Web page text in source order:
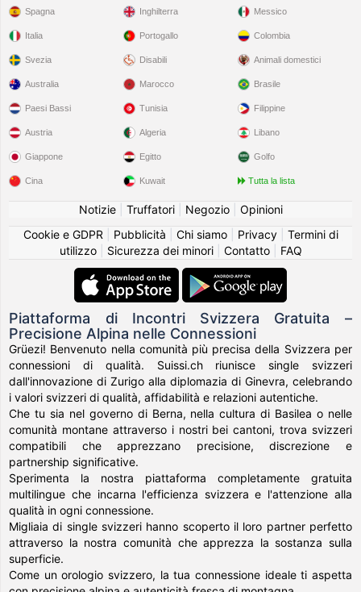
Spagna
Italia
Svezia
Inghilterra
Portogallo
Disabili
Messico
Colombia
Animali domestici
Australia
Paesi Bassi
Austria
Giappone
Cina
Marocco
Tunisia
Algeria
Egitto
Kuwait
Brasile
Filippine
Libano
Golfo
Tutta la lista
Notizie| Truffatori| Negozio| Opinioni
Cookie e GDPR
Pubblicità Chi siamo| Privacy| Termini di
utilizzo| Sicurezza dei minori| Contatto| FAQ
Piattaforma di Incontri Svizzera Gratuita –
Precisione Alpina nelle Connessioni
Grüezi! Benvenuto nella comunità più precisa della Svizzera per
connessioni di qualità. Suissi.ch riunisce single svizzeri
dall'innovazione di Zurigo alla diplomazia di Ginevra, celebrando
i valori svizzeri di qualità, affidabilità e relazioni autentiche.
Che tu sia nel governo di Berna, nella cultura di Basilea o nelle
comunità montane attraverso i nostri bei cantoni, trova svizzeri
compatibili che apprezzano precisione, discrezione e
partnership significative.
Sperimenta la nostra piattaforma completamente gratuita
multilingue che incarna l'efficienza svizzera e l'attenzione alla
qualità in ogni connessione.
Migliaia di single svizzeri hanno scoperto il loro partner perfetto
attraverso la nostra comunità che apprezza la sostanza sulla
superficie.
Come un orologio svizzero, la tua connessione ideale ti aspetta